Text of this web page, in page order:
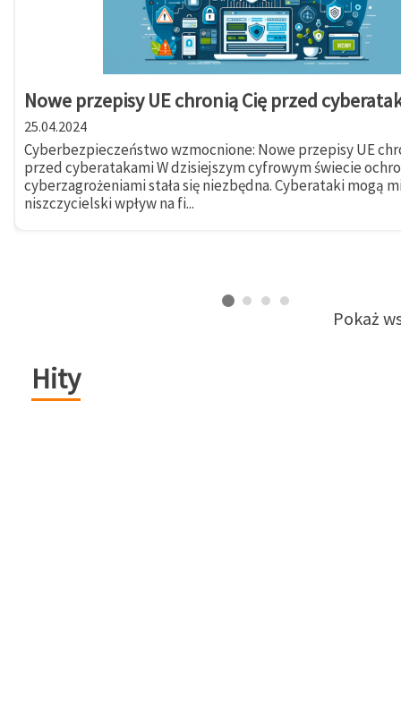
Nowe przepisy UE chronią Cię przed
25.04.2024
Cyberbezpieczeństwo wzmocnione: Nowe przepisy UE
przed cyberatakami W dzisiejszym cyfrowym świecie
cyberzagrożeniami stała się niezbędna. Cyberataki mogą
niszczycielski wpływ na fi...
Pokaż
Hity